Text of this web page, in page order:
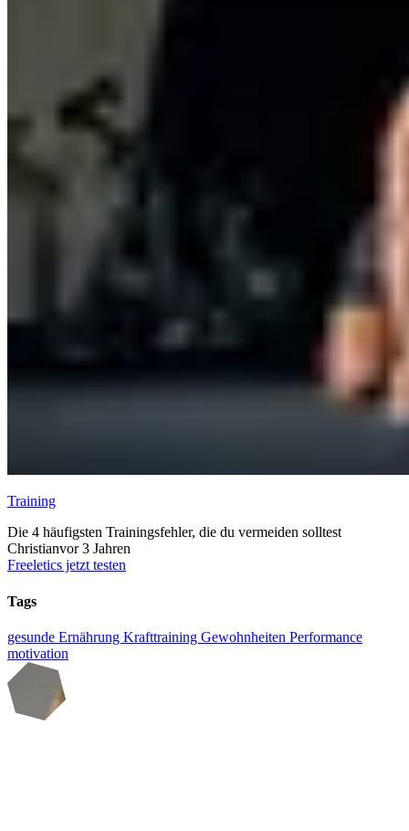
Training
Die 4 häufigsten Trainingsfehler, die du vermeiden solltest
Christianvor 3 Jahren
Freeletics jetzt testen
Tags
gesunde Ernährung Krafttraining Gewohnheiten Performance
motivation